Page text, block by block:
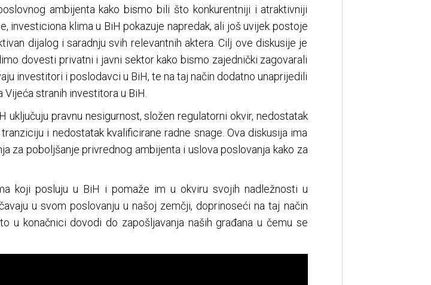
ambijenta kako bismo bili što konkurentniji i atraktivniji
investiciona klima u BiH pokazuje napredak, ali još uvijek postoje
dijalog i saradnju svih relevantnih aktera. Cilj ove diskusije je
dovesti privatni i javni sektor kako bismo zajednički zagovarali
investitori i poslodavci u BiH, te na taj način dodatno unaprijedili
stranih investitora u BiH.
pravnu nesigurnost, složen regulatorni okvir, nedostatak
i nedostatak kvalificirane radne snage. Ova diskusija ima
za poboljšanje privrednog ambijenta i uslova poslovanja kako za
koji posluju u BiH i pomaže im u okviru svojih nadležnosti u
u svom poslovanju u našoj zemčji, doprinoseći na taj način
u konačnici dovodi do zapošljavanja naših građana u čemu se